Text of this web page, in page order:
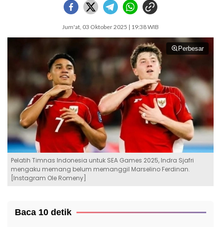
Jum'at, 03 Oktober 2025 | 19:38 WIB
Perbesar
Pelatih Timnas Indonesia untuk SEA Games 2025, Indra Sjafri
mengaku memang belum memanggil Marselino Ferdinan.
[Instagram Ole Romeny]
Baca 10 detik